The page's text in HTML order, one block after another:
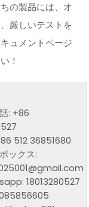
の製品には、オ
厳しいテストを
ュメントページ
！
: +86
512 36851680
ックス:
18013280527